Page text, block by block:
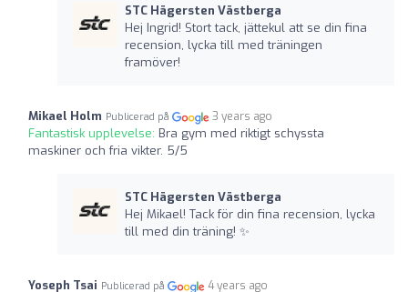
STC Hägersten Västberga
Hej Ingrid! Stort tack, jättekul att se din fina
recension, lycka till med träningen
framöver!
Mikael Holm Publicerad på 3 years ago
Fantastisk upplevelse: Bra gym med riktigt schyssta
maskiner och fria vikter. 5/5
STC Hägersten Västberga
Hej Mikael! Tack för din fina recension, lycka
till med din träning! ✨
Yoseph Tsai Publicerad på 4 years ago